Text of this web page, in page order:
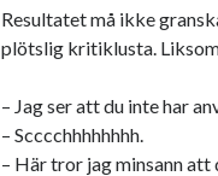
Resultatet må ikke
plötslig kritiklusta.
– Jag ser att du inte har
– Scccchhhhhhhh.
– Här tror jag minsann att